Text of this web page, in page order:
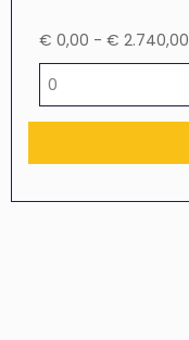
€ 0,00 - € 2.740,00